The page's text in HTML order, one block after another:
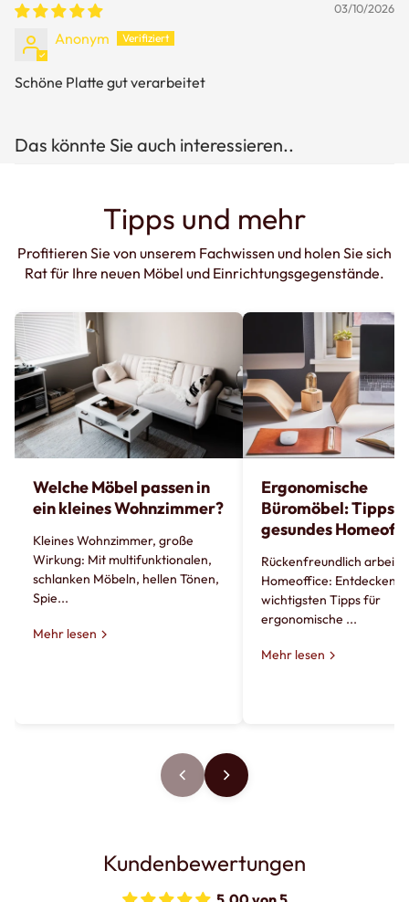
03/10/2026
Anonym
Schöne Platte gut verarbeitet
Das könnte Sie auch interessieren..
Tipps und mehr
Profitieren Sie von unserem Fachwissen und holen Sie sich
Rat für Ihre neuen Möbel und Einrichtungsgegenstände.
Welche Möbel passen in
ein kleines Wohnzimmer?
Kleines Wohnzimmer, große
Wirkung: Mit multifunktionalen,
schlanken Möbeln, hellen Tönen,
Spie...
Mehr lesen
Ergonomische
Büromöbel: Tipps
gesundes
Rückenfreundlich
Homeoffice: Entdecken
wichtigsten Tipps für
ergonomische ...
Mehr lesen
Kundenbewertungen